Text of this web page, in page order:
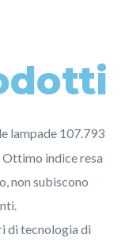
lampade 107.793
indice resa
non subiscono
di tecnologia di